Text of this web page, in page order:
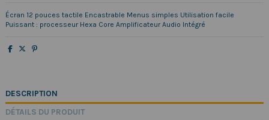
Écran 12 pouces tactile Encastrable Menus simples Utilisation facile
Puissant : processeur Hexa Core Amplificateur Audio Intégré
DESCRIPTION
DÉTAILS DU PRODUIT